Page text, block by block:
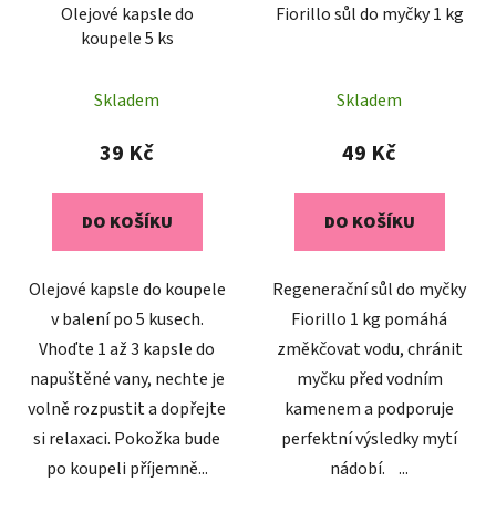
Olejové kapsle do
koupele 5 ks
Skladem
39 Kč
DO KOŠÍKU
Olejové kapsle do koupele
v balení po 5 kusech.
Vhoďte 1 až 3 kapsle do
napuštěné vany, nechte je
volně rozpustit a dopřejte
si relaxaci. Pokožka bude
po koupeli příjemně...
Fiorillo sůl do myčky 1 kg
Skladem
49 Kč
DO KOŠÍKU
Regenerační sůl do myčky
Fiorillo 1 kg pomáhá
změkčovat vodu, chránit
myčku před vodním
kamenem a podporuje
perfektní výsledky mytí
nádobí. ...